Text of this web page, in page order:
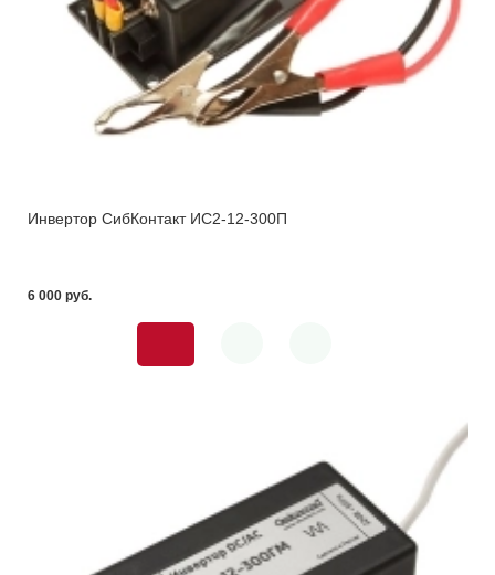
Инвертор СибКонтакт ИС2-12-300П
6 000 pуб.